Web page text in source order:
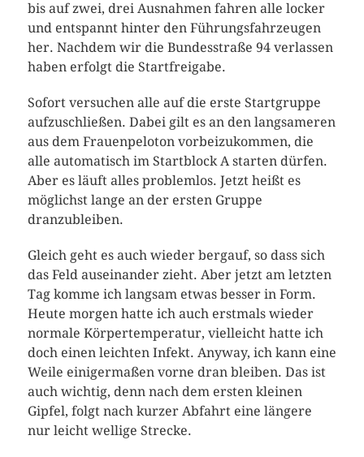
bis auf zwei, drei Ausnahmen fahren alle locker
und entspannt hinter den Führungsfahrzeugen
her. Nachdem wir die Bundesstraße 94 verlassen
haben erfolgt die Startfreigabe.
Sofort versuchen alle auf die erste Startgruppe
aufzuschließen. Dabei gilt es an den langsameren
aus dem Frauenpeloton vorbeizukommen, die
alle automatisch im Startblock A starten dürfen.
Aber es läuft alles problemlos. Jetzt heißt es
möglichst lange an der ersten Gruppe
dranzubleiben.
Gleich geht es auch wieder bergauf, so dass sich
das Feld auseinander zieht. Aber jetzt am letzten
Tag komme ich langsam etwas besser in Form.
Heute morgen hatte ich auch erstmals wieder
normale Körpertemperatur, vielleicht hatte ich
doch einen leichten Infekt. Anyway, ich kann eine
Weile einigermaßen vorne dran bleiben. Das ist
auch wichtig, denn nach dem ersten kleinen
Gipfel, folgt nach kurzer Abfahrt eine längere
nur leicht wellige Strecke.